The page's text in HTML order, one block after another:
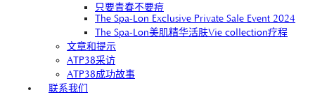
只要青春不要痘
The Spa-Lon Exclusive Private Sale Event 2024
The Spa-Lon美肌精华活肤Vie collection疗程
文章和提示
ATP38采访
ATP38成功故事
联系我们